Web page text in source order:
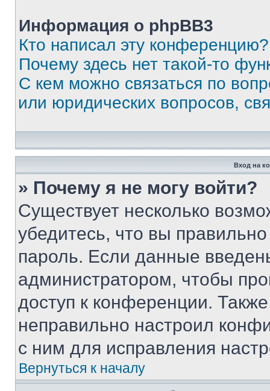
Информация о phpBB3
Кто написал эту конференцию?
Почему здесь нет такой-то
С кем можно связаться по
или юридических вопросов,
Вход на
» Почему я не могу войти?
Существует несколько
убедитесь, что вы
пароль. Если данные
администратором, чтобы
доступ к конференции.
неправильно настроил
с ним для исправления
Вернуться к началу